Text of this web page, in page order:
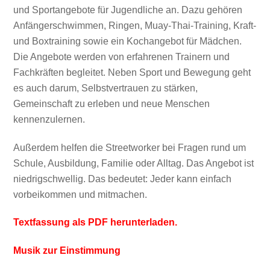
EMBED
und Sportangebote für Jugendliche an. Dazu gehören
Anfängerschwimmen, Ringen, Muay-Thai-Training, Kraft-
und Boxtraining sowie ein Kochangebot für Mädchen.
Die Angebote werden von erfahrenen Trainern und
Fachkräften begleitet. Neben Sport und Bewegung geht
es auch darum, Selbstvertrauen zu stärken,
Gemeinschaft zu erleben und neue Menschen
kennenzulernen.
Außerdem helfen die Streetworker bei Fragen rund um
Schule, Ausbildung, Familie oder Alltag. Das Angebot ist
niedrigschwellig. Das bedeutet: Jeder kann einfach
vorbeikommen und mitmachen.
Textfassung als PDF herunterladen.
Musik zur Einstimmung